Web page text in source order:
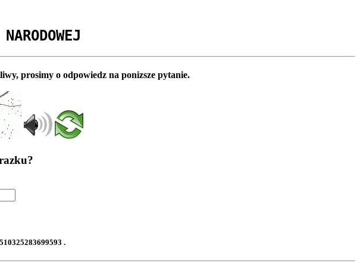
prosimy o odpowiedz na ponizsze pytanie.
.